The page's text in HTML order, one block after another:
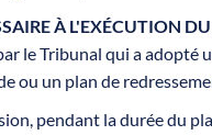
À L'EXÉCUTION
le Tribunal qui a adopté
ou un plan de
pendant la durée du